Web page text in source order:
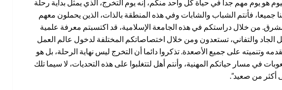
هو يوم مهم جدا في حياة كل واحد منكم، إنه يوم التخرج، الذي يمثل بداية رحلة
جميعا، فأنتم الشباب والشابات وفي هذه المنطقة بالذات، الذين يحملون معهم
مشرق. من خلال دراستكم في هذه الجامعة الإسلامية، قد اكتسبتم معرفة علمية
الجاد والتفاني، تستعدون ومن خلال اختصاصاتكم المختلفة لدخول عالم العمل
وتنميته على جميع الأصعدة. تذكروا دائما أن التخرج ليس نهاية الرحلة، بل هو
في مسار حياتكم المهنية، وأنتم أهل لتتغلبوا على هذه التحديات، لا سيما تلك
أكثر من صعيد”.